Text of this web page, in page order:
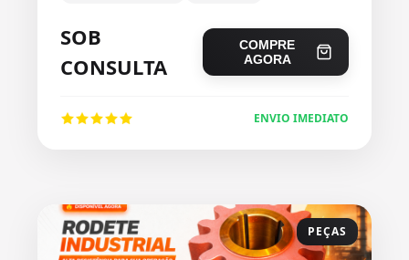
SOB
CONSULTA
COMPRE
AGORA
ENVIO IMEDIATO
PEÇAS